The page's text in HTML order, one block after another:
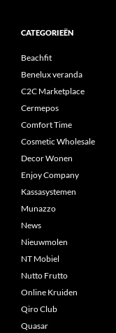
CATEGORIEËN
Beachfit
Benelux veranda
C2C Marketplace
Cermepos
Comfort Time
Cosmetic Wholesale
Decor Wonen
Enjoy Company
Kassasystemen
Munazzo
News
Nieuwmolen
NT Mobiel
Nutto Frutto
Online Kruiden
Qiro Club
Quasar